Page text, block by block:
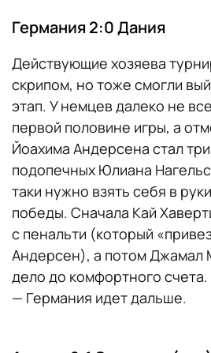
Германия 2:0 Дания
Действующие хозяева
скрипом, но тоже смогли
этап. У немцев далеко не
первой половине игры, а
Йоахима Андерсена стал
подопечных Юлиана
таки нужно взять себя в
победы. Сначала Кай
с пенальти (который
Андерсен), а потом Джамал
дело до комфортного
— Германия идет дальше.